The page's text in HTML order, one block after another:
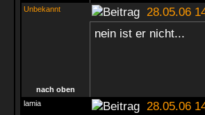
Unbekannt
28.05.06
nein ist er nicht...
nach oben
lamia
28.05.06